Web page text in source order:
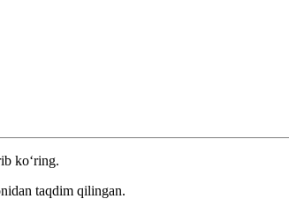
ko‘ring.
taqdim qilingan.